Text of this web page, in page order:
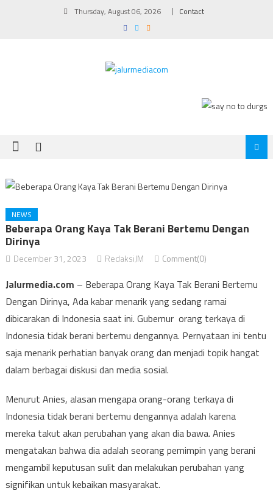
Thursday, August 06, 2026 Contact
NEWS
Beberapa Orang Kaya Tak Berani Bertemu Dengan
Dirinya
December 31, 2023 RedaksiJM Comment(0)
Jalurmedia.com – Beberapa Orang Kaya Tak Berani Bertemu
Dengan Dirinya, Ada kabar menarik yang sedang ramai
dibicarakan di Indonesia saat ini. Gubernur orang terkaya di
Indonesia tidak berani bertemu dengannya. Pernyataan ini tentu
saja menarik perhatian banyak orang dan menjadi topik hangat
dalam berbagai diskusi dan media sosial.
Menurut Anies, alasan mengapa orang-orang terkaya di
Indonesia tidak berani bertemu dengannya adalah karena
mereka takut akan perubahan yang akan dia bawa. Anies
mengatakan bahwa dia adalah seorang pemimpin yang berani
mengambil keputusan sulit dan melakukan perubahan yang
signifikan untuk kebaikan masyarakat.